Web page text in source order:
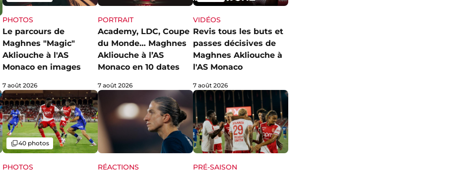
PHOTOS
Le parcours de
Maghnes "Magic"
Akliouche à l'AS
Monaco en images
7 août 2026
PORTRAIT
Academy, LDC, Coupe
du Monde… Maghnes
Akliouche à l’AS
Monaco en 10 dates
7 août 2026
VIDÉOS
Revis tous les buts et
passes décisives de
Maghnes Akliouche à
l'AS Monaco
7 août 2026
PHOTOS
Galerie
40 photos
RÉACTIONS PRÉ-SAISON